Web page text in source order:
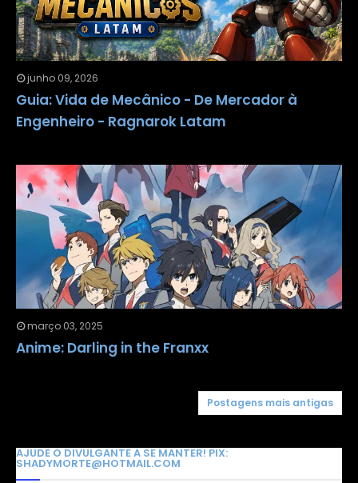
junho 09, 2026
Guia: Vida de Mecânico - De Mercador à
Engenheiro - Ragnarok Latam
março 03, 2025
Anime: Darling in the Franxx
Postagens mais antigas
AJUDE O DIVULGANTE A SE MANTER! PIX:
SHADYMORTE@HOTMAIL.COM